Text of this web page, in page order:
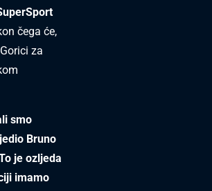
čega će,
za
smo
Bruno
je ozljeda
imamo